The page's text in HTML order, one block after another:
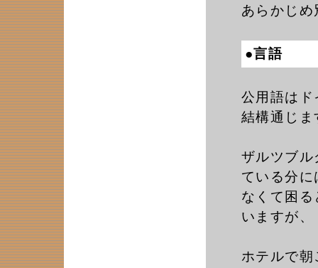
あらかじ
●言語
公用語は
結構通じま
ザルツブル
ている分
なくて困
いますが、
ホテルで